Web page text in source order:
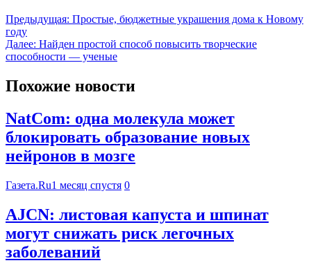
Предыдущая: Простые, бюджетные украшения дома к Новому
году
Далее: Найден простой способ повысить творческие
способности — ученые
Похожие новости
NatCom: одна молекула может
блокировать образование новых
нейронов в мозге
Газета.Ru1 месяц спустя 0
AJCN: листовая капуста и шпинат
могут снижать риск легочных
заболеваний